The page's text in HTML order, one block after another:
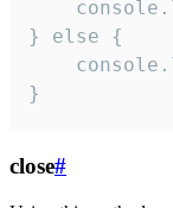
} else {
}
close#